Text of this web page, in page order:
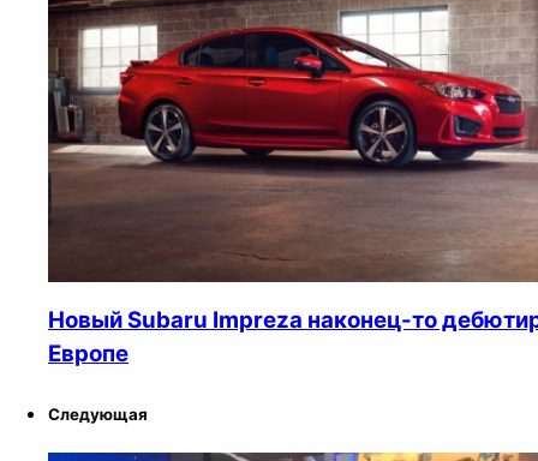
Новый Subaru Impreza наконец-то
Европе
Следующая